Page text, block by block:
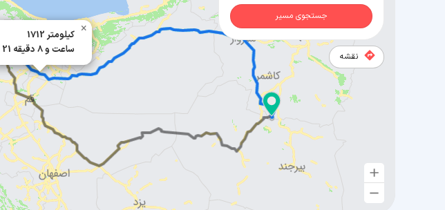
1712 کیلومتر
21 ساعت و 8 دقیقه
×
جستجوی مسیر
نقشه